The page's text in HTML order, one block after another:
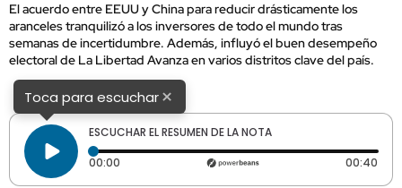
El acuerdo entre EEUU y China para reducir drásticamente los
aranceles tranquilizó a los inversores de todo el mundo tras
semanas de incertidumbre. Además, influyó el buen desempeño
electoral de La Libertad Avanza en varios distritos clave del país.
Toca para escuchar×
ESCUCHAR EL RESUMEN DE LA NOTA
00:00 Tiempo transcurrido: 0 segundos 00:40